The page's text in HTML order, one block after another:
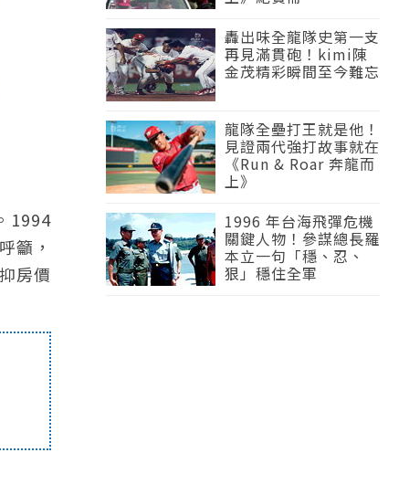
1994
籲，
房價
轟出味全龍隊史第一支
再見滿貫砲！kimi陳
金茂精彩瞬間至今難忘
龍隊全壘打王就是他！
見證兩代強打故事就在
《Run & Roar 奔龍而
上》
1996 年台海飛彈危機
關鍵人物！參謀總長羅
本立一句「穩、忍、
狠」穩住全軍